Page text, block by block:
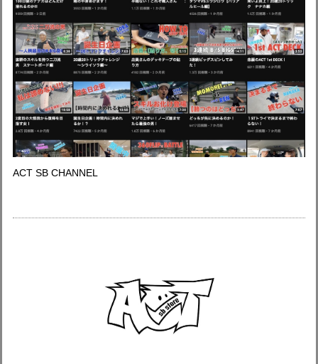
ACT SB CHANNEL